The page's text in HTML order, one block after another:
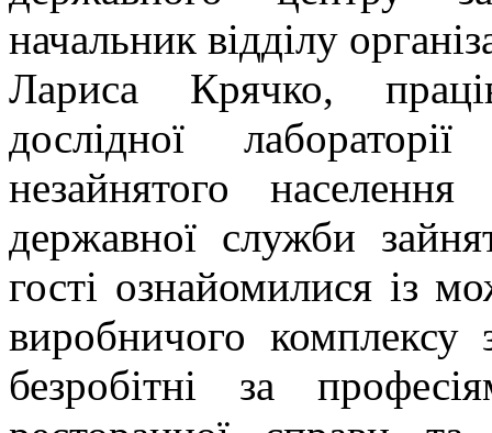
начальник відділу
Лариса Крячко,
дослідної
незайнятого населення
державної служби
гості ознайомилися із
виробничого комплексу
безробітні за